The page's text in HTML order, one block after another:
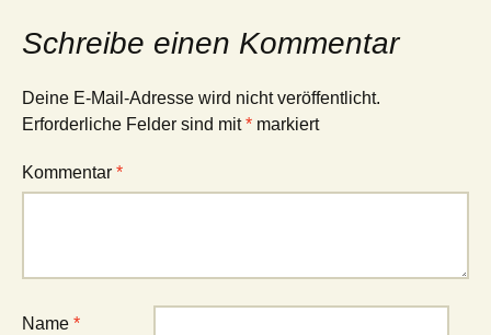
Schreibe einen Kommentar
Deine E-Mail-Adresse wird nicht veröffentlicht.
Erforderliche Felder sind mit* markiert
Kommentar *
Name *